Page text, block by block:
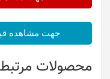
جهت مشاهده
محصولات مرتبط